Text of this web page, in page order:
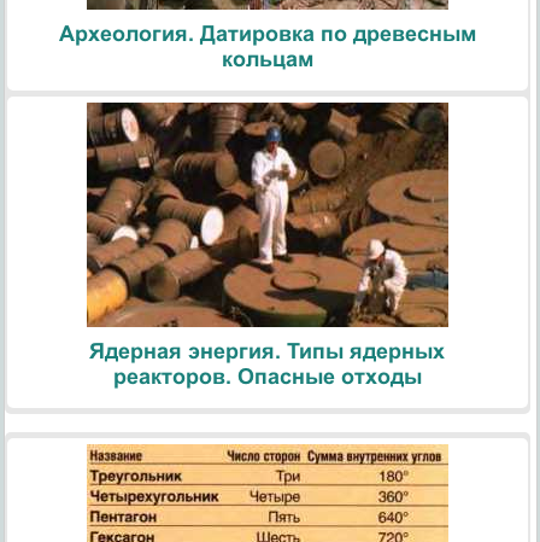
Археология. Датировка по древесным
кольцам
Ядерная энергия. Типы ядерных
реакторов. Опасные отходы